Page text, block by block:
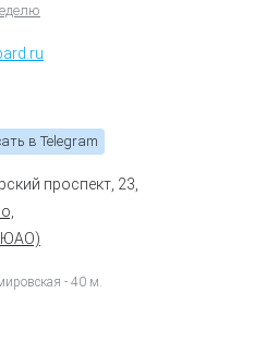
в Telegram
проспект, 23
- 40 м.